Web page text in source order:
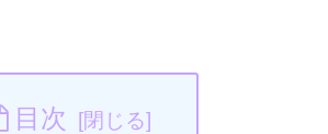
目次